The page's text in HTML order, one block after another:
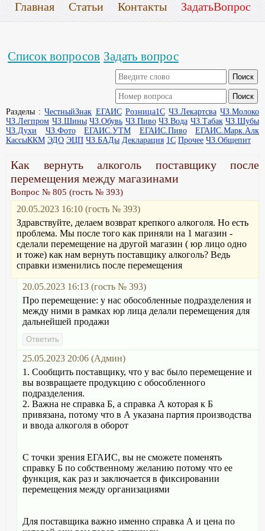
Главная Статьи Контакты ЗадатьВопрос
Список вопросов Задать вопрос
Разделы :ЧестныйЗнак ЕГАИС Розница1С ЧЗ.Лекартсва ЧЗ.Молоко
ЧЗ.Легпром ЧЗ.Шины ЧЗ.Обувь ЧЗ.Пиво ЧЗ.Вода ЧЗ.Табак ЧЗ.Шубы
ЧЗ.Духи
ЧЗ.Фото ЕГАИС.УТМ ЕГАИС.Пиво
ЕГАИС.Марк.Алк
КассыККМ ЭДО ЭЦП ЧЗ.БАДы Декларация 1С Прочее ЧЗ.Общепит
Как вернуть алкоголь поставщику после
перемещения между магазинами
Вопрос № 805 (гость № 393)
20.05.2023 16:10 (гость № 393)
Здравствуйте, делаем возврат крепкого алкоголя. Но есть
проблема. Мы после того как приняли на 1 магазин -
сделали перемещение на другой магазин ( юр лицо одно
и тоже) как нам вернуть поставщику алкоголь? Ведь
справки изменились после перемещения
20.05.2023 16:13 (гость № 393)
Про перемещение: у нас обособленные подразделения и
между ними в рамках юр лица делали перемещения для
дальнейшей продажи
25.05.2023 20:06 (Админ)
1. Сообщить поставщику, что у вас было перемещение и
вы возвращаете продукцию с обособленного
подразделения.
2. Важна не справка Б, а справка А которая к Б
привязана, потому что в А указана партия производства
и ввода алкоголя в оборот
С точки зрения ЕГАИС, вы не сможете поменять
справку Б по собственному желанию потому что ее
функция, как раз и заключается в фиксировании
перемещения между организациями
Для поставщика важно именно справка А и цена по